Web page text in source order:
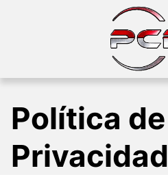
Política de
Privacidad